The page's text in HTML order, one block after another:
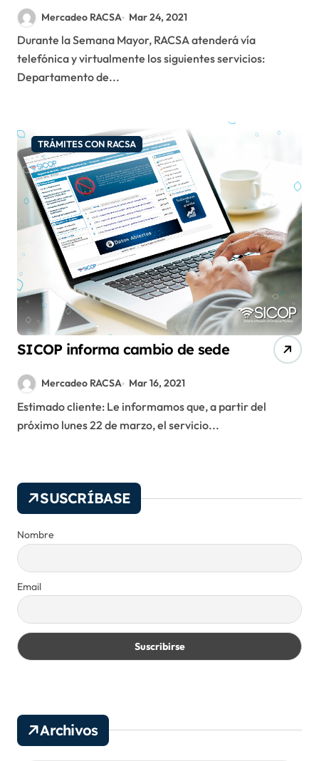
Mercadeo RACSA Mar 24, 2021
Durante la Semana Mayor, RACSA atenderá vía
telefónica y virtualmente los siguientes servicios:
Departamento de...
TRÁMITES CON RACSA
SICOP informa cambio de sede
Mercadeo RACSA Mar 16, 2021
Estimado cliente: Le informamos que, a partir del
próximo lunes 22 de marzo, el servicio...
SUSCRÍBASE
Nombre
Email
Archivos